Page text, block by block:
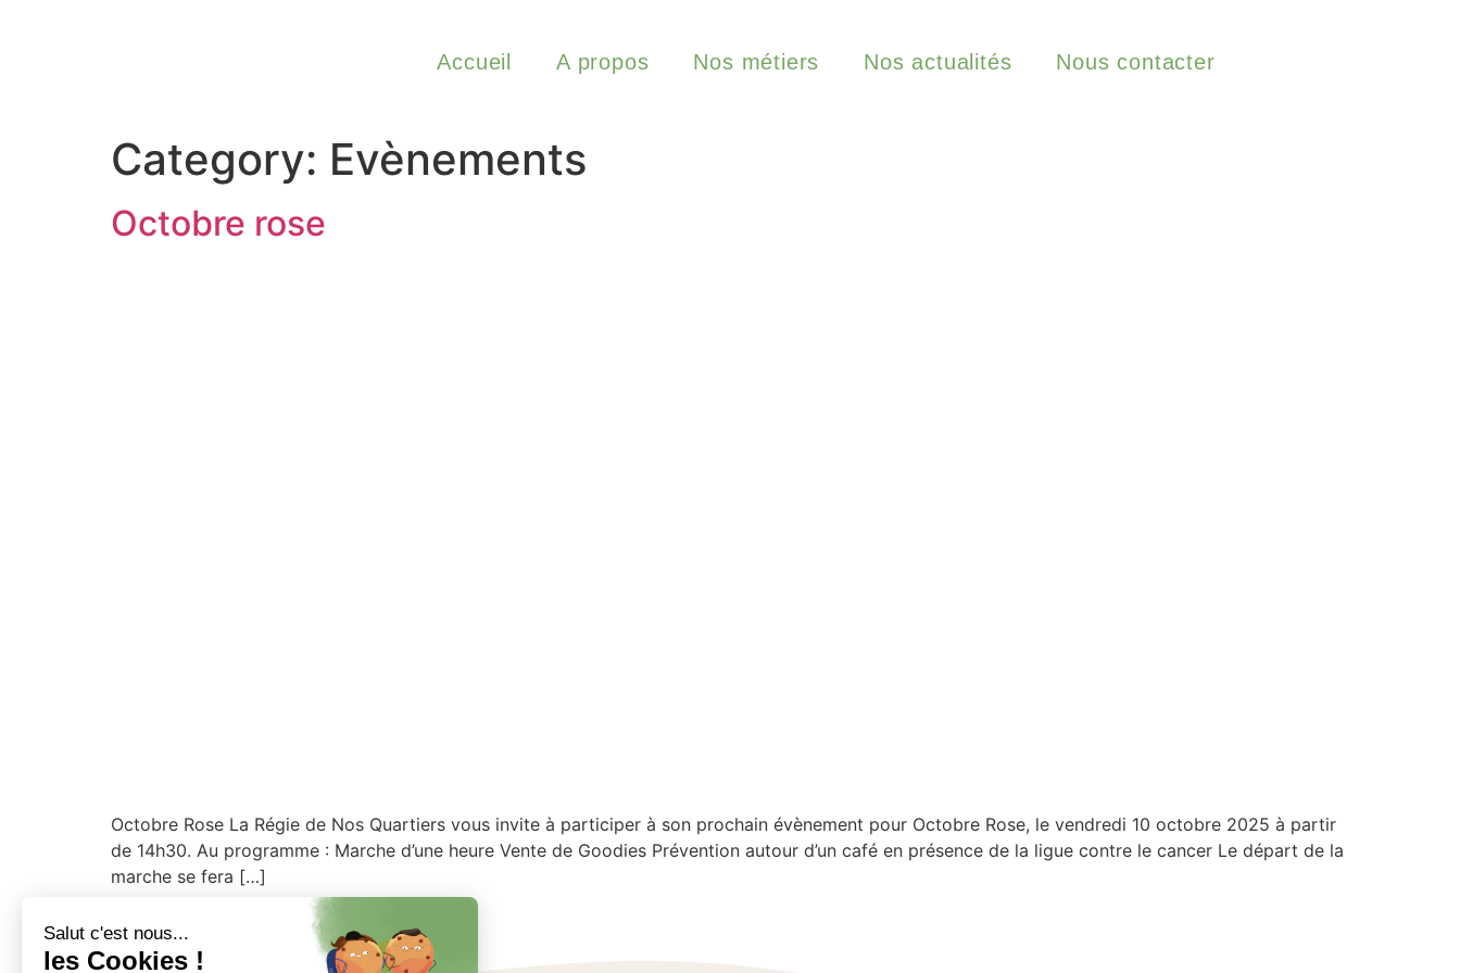
Accueil A propos Nos métiers Nos actualités Nous contacter
Category: Evènements
Octobre rose
Octobre Rose La Régie de Nos Quartiers vous invite à participer à son prochain évènement pour Octobre Rose, le vendredi 10 octobre 2025 à partir
de 14h30. Au programme : Marche d’une heure Vente de Goodies Prévention autour d’un café en présence de la ligue contre le cancer Le départ de la
marche se fera […]